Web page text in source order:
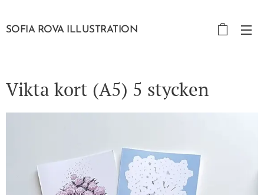
SOFIA ROVA ILLUSTRATION
Vikta kort (A5) 5 stycken